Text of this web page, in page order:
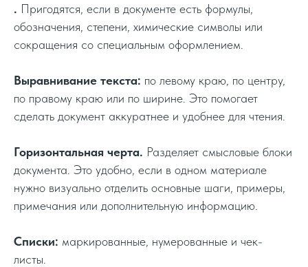
. Пригодятся, если в документе есть формулы,
обозначения, степени, химические символы или
сокращения со специальным оформлением.
Выравнивание текста: по левому краю, по центру,
по правому краю или по ширине. Это помогает
сделать документ аккуратнее и удобнее для чтения.
Горизонтальная черта. Разделяет смысловые блоки
документа. Это удобно, если в одном материале
нужно визуально отделить основные шаги, примеры,
примечания или дополнительную информацию.
Списки: маркированные, нумерованные и чек-
листы.